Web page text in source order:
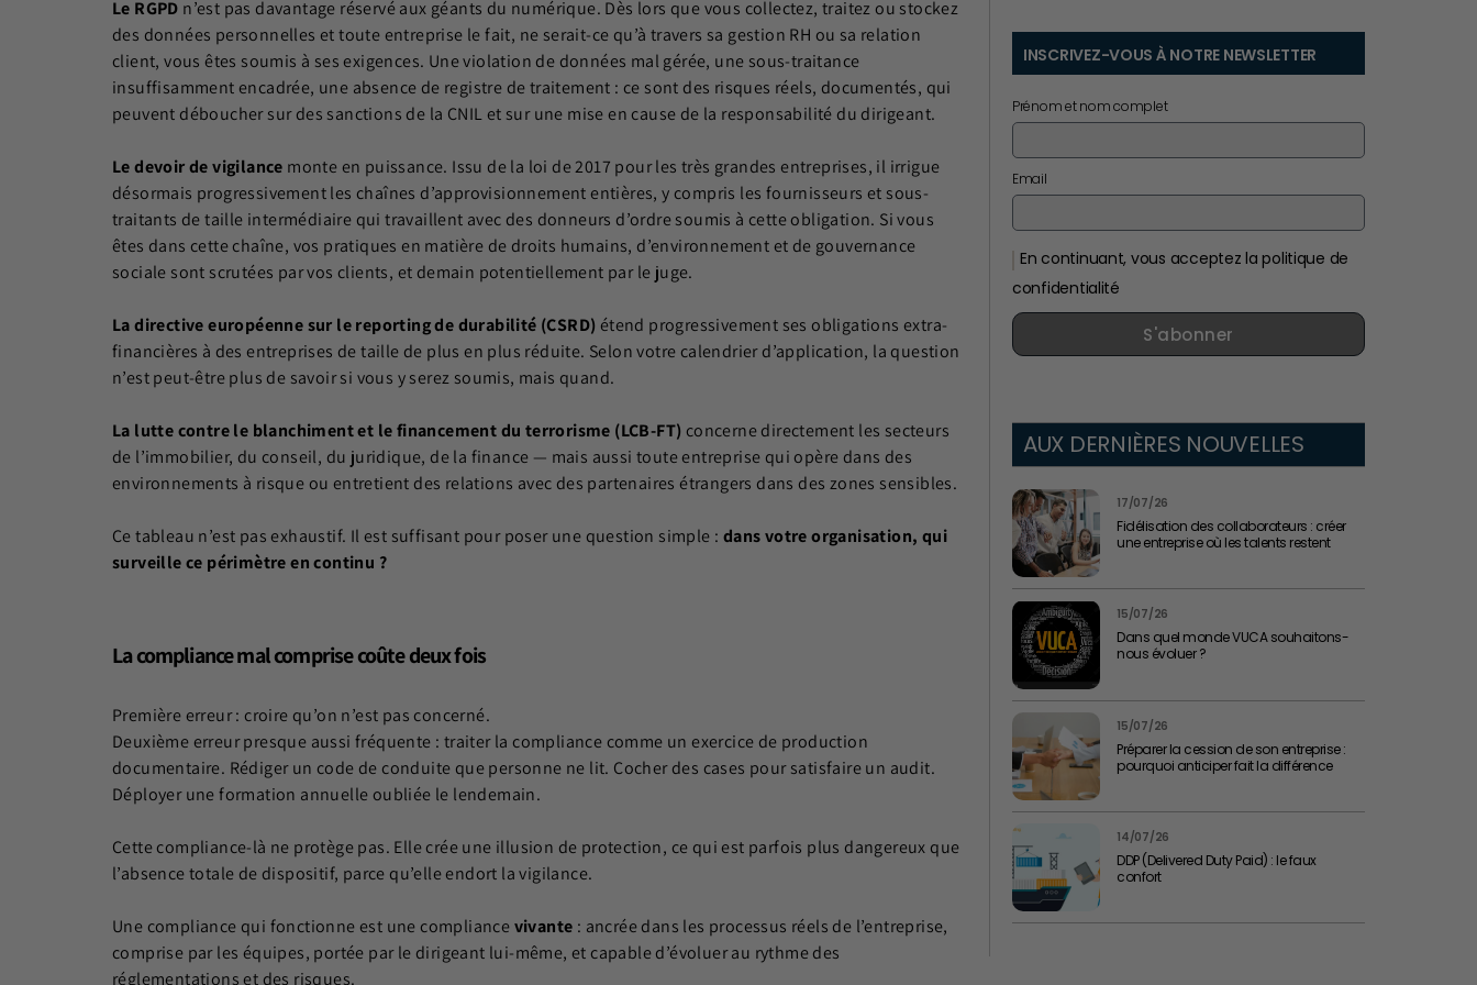
Le RGPD n’est pas davantage réservé aux géants du numérique. Dès lors que vous collectez, traitez ou stockez
des données personnelles et toute entreprise le fait, ne serait-ce qu’à travers sa gestion RH ou sa relation
client, vous êtes soumis à ses exigences. Une violation de données mal gérée, une sous-traitance
insuffisamment encadrée, une absence de registre de traitement : ce sont des risques réels, documentés, qui
peuvent déboucher sur des sanctions de la CNIL et sur une mise en cause de la responsabilité du dirigeant.
Le devoir de vigilance monte en puissance. Issu de la loi de 2017 pour les très grandes entreprises, il irrigue
désormais progressivement les chaînes d’approvisionnement entières, y compris les fournisseurs et sous-
traitants de taille intermédiaire qui travaillent avec des donneurs d’ordre soumis à cette obligation. Si vous
êtes dans cette chaîne, vos pratiques en matière de droits humains, d’environnement et de gouvernance
sociale sont scrutées par vos clients, et demain potentiellement par le juge.
La directive européenne sur le reporting de durabilité (CSRD) étend progressivement ses obligations extra-
financières à des entreprises de taille de plus en plus réduite. Selon votre calendrier d’application, la question
n’est peut-être plus de savoir si vous y serez soumis, mais quand.
La lutte contre le blanchiment et le financement du terrorisme (LCB-FT) concerne directement les secteurs
de l’immobilier, du conseil, du juridique, de la finance — mais aussi toute entreprise qui opère dans des
environnements à risque ou entretient des relations avec des partenaires étrangers dans des zones sensibles.
Ce tableau n’est pas exhaustif. Il est suffisant pour poser une question simple : dans votre organisation, qui
surveille ce périmètre en continu ?
La compliance mal comprise coûte deux fois
Première erreur : croire qu’on n’est pas concerné.
Deuxième erreur presque aussi fréquente : traiter la compliance comme un exercice de production
documentaire. Rédiger un code de conduite que personne ne lit. Cocher des cases pour satisfaire un audit.
Déployer une formation annuelle oubliée le lendemain.
Cette compliance-là ne protège pas. Elle crée une illusion de protection, ce qui est parfois plus dangereux que
l’absence totale de dispositif, parce qu’elle endort la vigilance.
Une compliance qui fonctionne est une compliancevivante : ancrée dans les processus réels de l’entreprise,
comprise par les équipes, portée par le dirigeant lui-même, et capable d’évoluer au rythme des
réglementations et des risques.
INSCRIVEZ-VOUS À NOTRE NEWSLETTER
Prénom et nom complet
Email
En continuant, vous acceptez la politique de
confidentialité
S'abonner
AUX DERNIÈRES NOUVELLES
17/07/26
Fidélisation des collaborateurs : créer
une entreprise où les talents restent
15/07/26
Dans quel monde VUCA souhaitons-
nous évoluer ?
15/07/26
Préparer la cession de son entreprise :
pourquoi anticiper fait la différence
14/07/26
DDP (Delivered Duty Paid) : le faux
confort